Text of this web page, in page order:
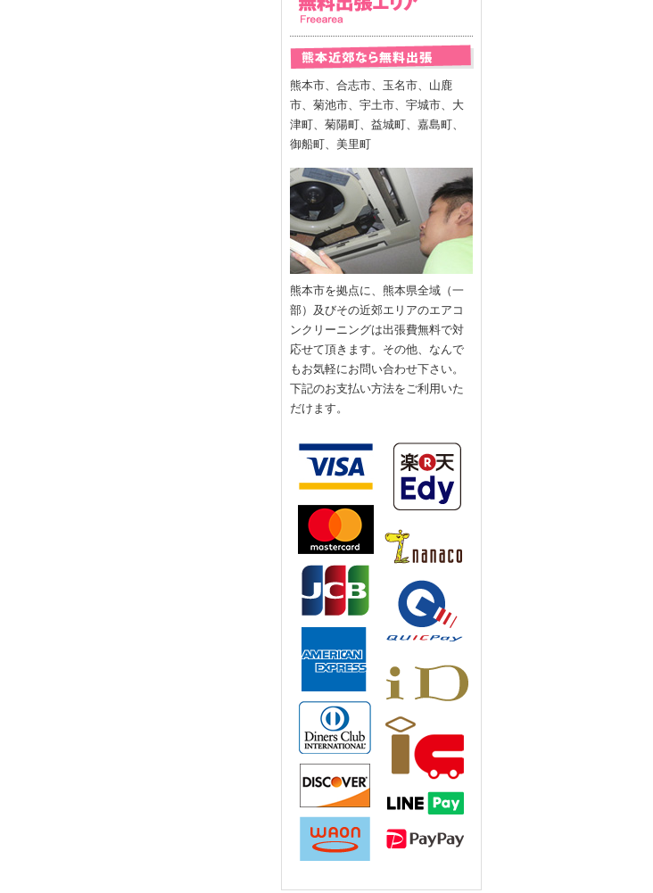
熊本市、合志市、玉名市、山鹿
市、菊池市、宇土市、宇城市、大
津町、菊陽町、益城町、嘉島町、
御船町、美里町
熊本市を拠点に、熊本県全域（一
部）及びその近郊エリアのエアコ
ンクリーニングは出張費無料で対
応せて頂きます。その他、なんで
もお気軽にお問い合わせ下さい。
下記のお支払い方法をご利用いた
だけます。